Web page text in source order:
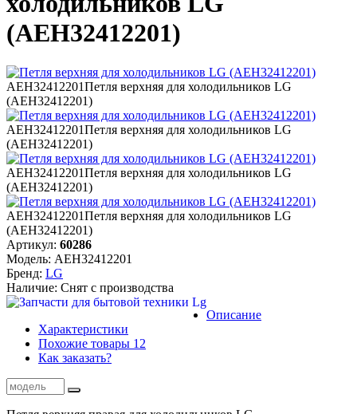
(AEH32412201)
AEH32412201Петля верхняя для холодильников LG
(AEH32412201)
AEH32412201Петля верхняя для холодильников LG
(AEH32412201)
AEH32412201Петля верхняя для холодильников LG
(AEH32412201)
AEH32412201Петля верхняя для холодильников LG
(AEH32412201)
Артикул: 60286
Модель: AEH32412201
Бренд: LG
Наличие: Снят с производства
Описание
Характеристики
Похожие товары 12
Как заказать?